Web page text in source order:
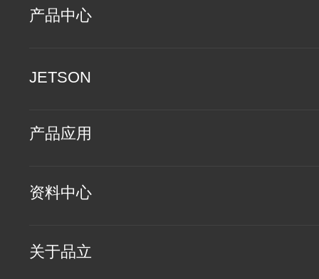
产品中心
JETSON
产品应用
资料中心
关于品立